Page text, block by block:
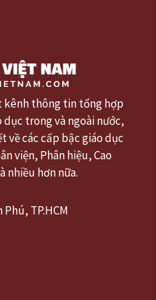
kênh thông tin tổng hợp
dục trong và ngoài nước,
các cấp bậc giáo dục
viện, Phân hiệu, Cao
nhiều hơn nữa.
Phú, TP.HCM